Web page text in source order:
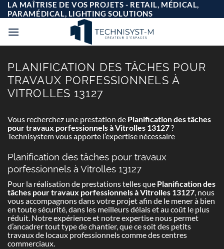
Passer
au
contenu
LA MAÎTRISE DE VOS PROJETS - RETAIL, MÉDICAL,
PARAMÉDICAL, LIGHTING SOLUTIONS
PLANIFICATION DES TÂCHES POUR
TRAVAUX PORFESSIONNELS À
VITROLLES 13127
Vous recherchez une prestation de Planification des tâches
pour travaux porfessionnels à Vitrolles 13127?
Technisystem vous apporte l’expertise nécessaire
Planification des tâches pour travaux
porfessionnels à Vitrolles 13127
Pour la réalisation de prestations telles que Planification des
tâches pour travaux porfessionnels à Vitrolles 13127, nous
vous accompagnons dans votre projet afin de le mener à bien
en toute sécurité, dans les meilleurs délais et au coût le plus
réduit. Notre expérience et notre expertise nous permet
d’ancadrer tout type de chantier, que ce soit des petits
travaux de locaux professionnels comme des centres
commerciaux.